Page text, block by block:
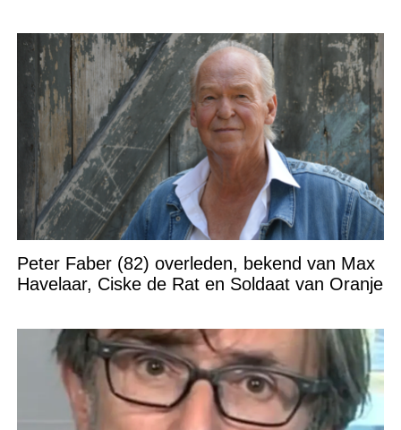
Peter Faber (82) overleden, bekend van Max
Havelaar, Ciske de Rat en Soldaat van Oranje